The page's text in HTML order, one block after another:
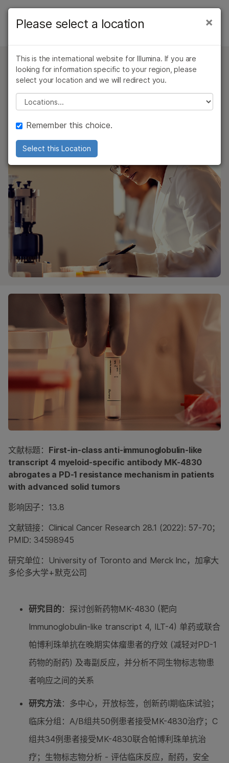
学习
支持
推荐内容链接
概述
上市后：IIT研究者发起研究
临床研究
早期药物/靶点发现
ADC或其他靶向药物临床研究
因美纳药物开发解决方案
文献标题： First-in-class anti-immunoglobulin-like
transcript 4 myeloid-specific antibody MK-4830
abrogates a PD-1 resistance mechanism in patients
with advanced solid tumors
影响因子：13.8
文献链接：Clinical Cancer Research 28.1 (2022): 57-70；
PMID: 34598945
研究单位：University of Toronto and Merck Inc，加拿大
多伦多大学+默克公司
研究目的：探讨创新药物MK-4830 (靶向
Immunoglobulin-like transcript 4, ILT-4) 单药或联合
帕博利珠单抗在晚期实体瘤患者的疗效 (减轻对PD-1
药物的耐药) 及毒副反应，并分析不同生物标志物患
者响应之间的关系
研究方法：多中心，开放标签，创新药I期临床试验；
临床分组：A/B组共50例患者接受MK-4830治疗；C
组共34例患者接受MK-4830联合帕博利珠单抗治
疗；生物标志物分析 - 评估临床反应，耐药，安全
癌症研究
微生物学
农业基因组学
复杂疾病
临床肿瘤学
生殖健康
遗传病和罕见病
×
Please select a location
This is the international website for Illumina. If you are
looking for information specific to your region, please
select your location and we will redirect you.
Please select a location
Remember this choice.
Select this Location